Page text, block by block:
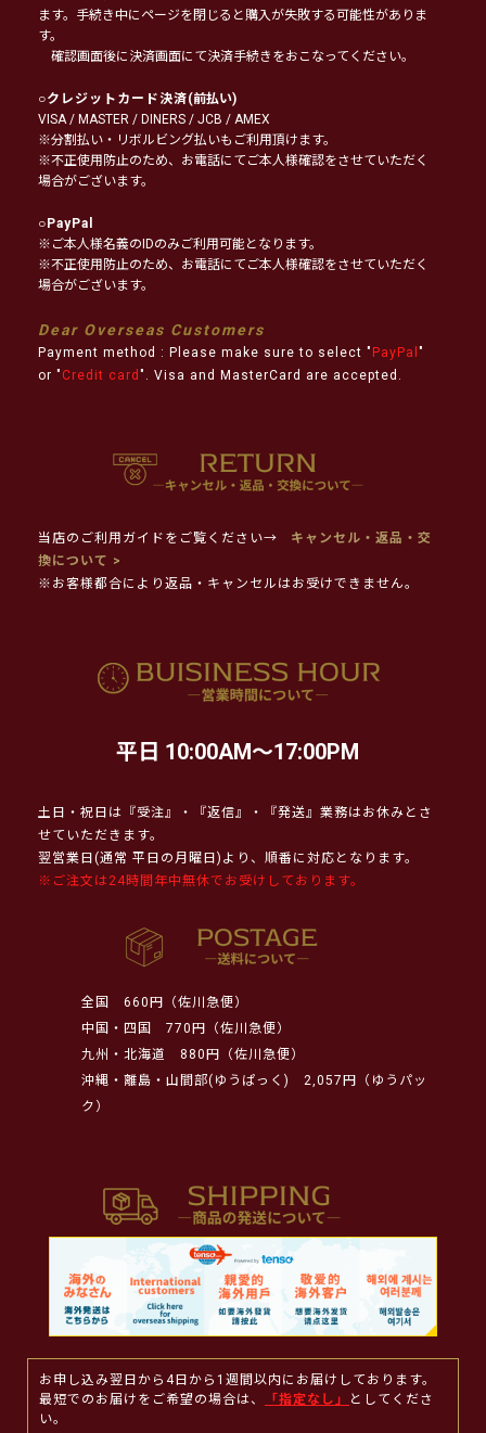
ます。手続き中にページを閉じると購入が失敗する可能性がありま
す。
確認画面後に決済画面にて決済手続きをおこなってください。
○クレジットカード決済(前払い)
VISA / MASTER / DINERS / JCB / AMEX
※分割払い・リボルビング払いもご利用頂けます。
※不正使用防止のため、お電話にてご本人様確認をさせていただく
場合がございます。
○PayPal
※ご本人様名義のIDのみご利用可能となります。
※不正使用防止のため、お電話にてご本人様確認をさせていただく
場合がございます。
Dear Overseas Customers
Payment method : Please make sure to select " PayPal "
or " Credit card ". Visa and MasterCard are accepted.
当店のご利用ガイドをご覧ください→
キャンセル・返品・交
換について >
※お客様都合により返品・キャンセルはお受けできません。
平日 10:00AM～17:00PM
土日・祝日は『受注』・『返信』・『発送』業務はお休みとさ
せていただきます。
翌営業日(通常 平日の月曜日)より、順番に対応となります。
※ご注文は24時間年中無休でお受けしております。
全国
660円（佐川急便）
中国・四国
770円（佐川急便）
九州・北海道
880円（佐川急便）
沖縄・離島・山間部(ゆうぱっく)
2,057円（ゆうパッ
ク）
お申し込み翌日から4日から1週間以内にお届けしております。
最短でのお届けをご希望の場合は、
「指定なし」
としてくださ
い。